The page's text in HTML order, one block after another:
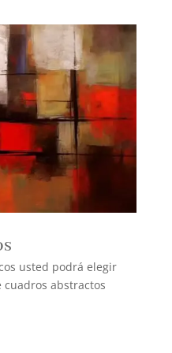
usted podrá elegir
abstractos